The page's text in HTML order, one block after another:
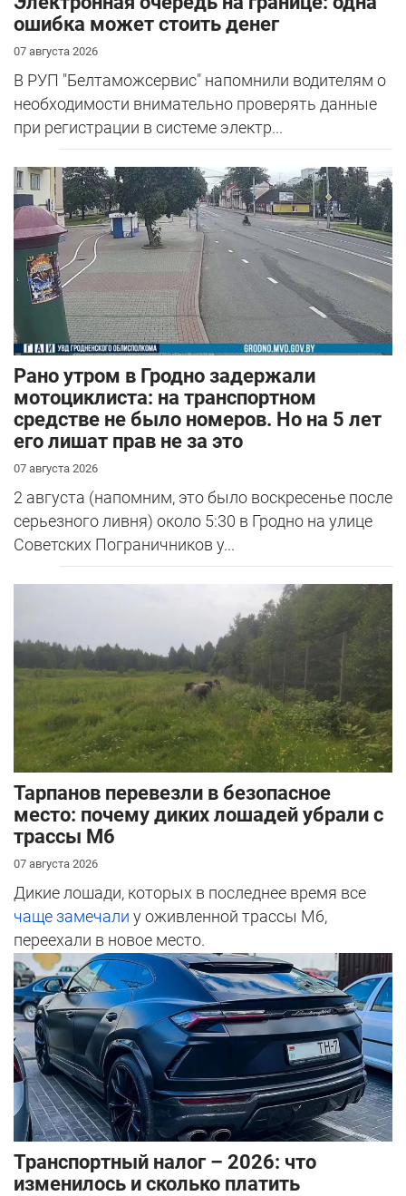
ошибка может стоить денег
07 августа 2026
В РУП "Белтаможсервис" напомнили водителям о
необходимости внимательно проверять данные
при регистрации в системе электр...
Рано утром в Гродно задержали
мотоциклиста: на транспортном
средстве не было номеров. Но на 5 лет
его лишат прав не за это
07 августа 2026
2 августа (напомним, это было воскресенье после
серьезного ливня) около 5:30 в Гродно на улице
Советских Пограничников у...
Тарпанов перевезли в безопасное
место: почему диких лошадей убрали с
трассы М6
07 августа 2026
Дикие лошади, которых в последнее время все
чаще замечали у оживленной трассы М6,
переехали в новое место.
Транспортный налог – 2026: что
изменилось и сколько платить